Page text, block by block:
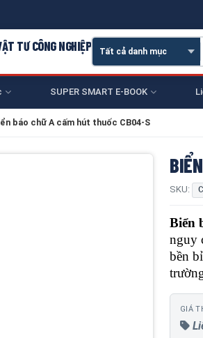
TƯ CÔNG NGHIỆP
SUPER SMART E-BOOK
báo chữ A cấm hút thuốc CB04-S
SKU:
Biển
nguy
bền
GIÁ